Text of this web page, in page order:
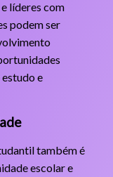
líderes com
podem ser
e
também é
escolar e